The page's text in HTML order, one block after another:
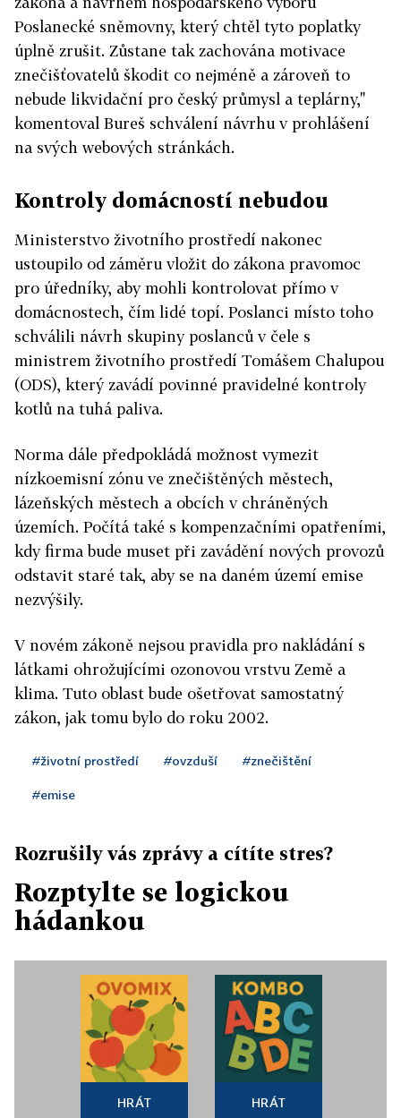
Poslanecké sněmovny, který chtěl tyto poplatky
úplně zrušit. Zůstane tak zachována motivace
znečišťovatelů škodit co nejméně a zároveň to
nebude likvidační pro český průmysl a teplárny,"
komentoval Bureš schválení návrhu v prohlášení
na svých webových stránkách.
Kontroly domácností nebudou
Ministerstvo životního prostředí nakonec
ustoupilo od záměru vložit do zákona pravomoc
pro úředníky, aby mohli kontrolovat přímo v
domácnostech, čím lidé topí. Poslanci místo toho
schválili návrh skupiny poslanců v čele s
ministrem životního prostředí Tomášem Chalupou
(ODS), který zavádí povinné pravidelné kontroly
kotlů na tuhá paliva.
Norma dále předpokládá možnost vymezit
nízkoemisní zónu ve znečištěných městech,
lázeňských městech a obcích v chráněných
územích. Počítá také s kompenzačními opatřeními,
kdy firma bude muset při zavádění nových provozů
odstavit staré tak, aby se na daném území emise
nezvýšily.
V novém zákoně nejsou pravidla pro nakládání s
látkami ohrožujícími ozonovou vrstvu Země a
klima. Tuto oblast bude ošetřovat samostatný
zákon, jak tomu bylo do roku 2002.
#životní prostředí #ovzduší #znečištění
#emise
Rozrušily vás zprávy a cítíte stres?
Rozptylte se logickou
hádankou
HRÁT HRÁT